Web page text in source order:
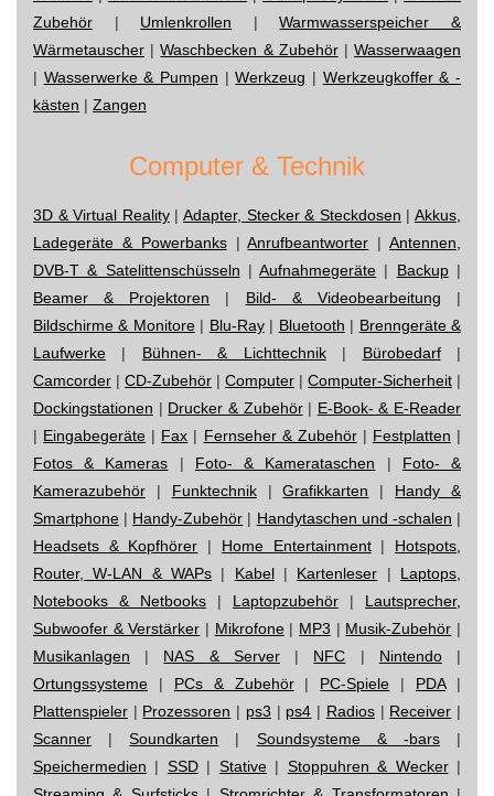
Zubehör | Umlenkrollen |Warmwasserspeicher &
Wärmetauscher |Waschbecken & Zubehör|Wasserwaagen
| Wasserwerke & Pumpen |Werkzeug | Werkzeugkoffer & -
kästen | Zangen
Computer & Technik
3D & Virtual Reality|Adapter, Stecker & Steckdosen |Akkus,
Ladegeräte & Powerbanks|Anrufbeantworter |Antennen,
DVB-T & Satelittenschüsseln |Aufnahmegeräte | Backup|
Beamer & Projektoren | Bild- & Videobearbeitung |
Bildschirme & Monitore| Blu-Ray| Bluetooth | Brenngeräte &
Laufwerke | Bühnen- & Lichttechnik| Bürobedarf|
Camcorder | CD-Zubehör | Computer | Computer-Sicherheit |
Dockingstationen | Drucker & Zubehör| E-Book- & E-Reader
| Eingabegeräte | Fax | Fernseher & Zubehör| Festplatten |
Fotos & Kameras | Foto- & Kamerataschen | Foto- &
Kamerazubehör | Funktechnik|Grafikkarten | Handy &
Smartphone | Handy-Zubehör | Handytaschen und -schalen |
Headsets & Kopfhörer | Home Entertainment| Hotspots,
Router, W-LAN & WAPs | Kabel| Kartenleser | Laptops,
Notebooks & Netbooks | Laptopzubehör | Lautsprecher,
Subwoofer & Verstärker | Mikrofone| MP3 | Musik-Zubehör |
Musikanlagen | NAS & Server| NFC | Nintendo|
Ortungssysteme | PCs & Zubehör| PC-Spiele | PDA|
Plattenspieler | Prozessoren | ps3 | ps4 | Radios| Receiver |
Scanner |Soundkarten | Soundsysteme & -bars|
Speichermedien | SSD| Stative| Stoppuhren & Wecker|